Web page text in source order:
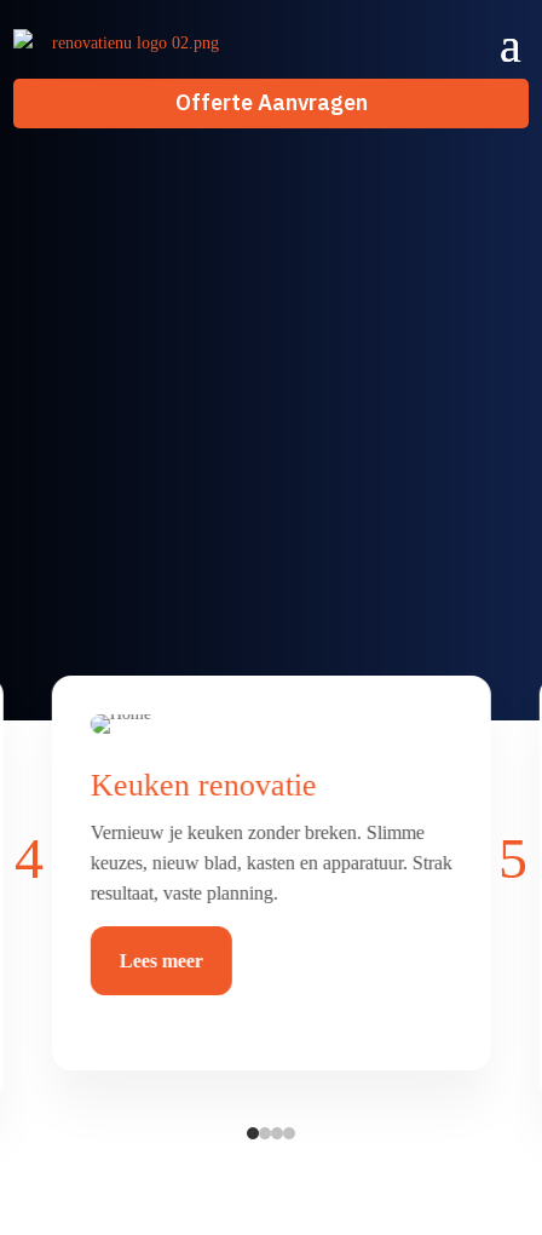
Offerte Aanvragen
Badkamer & toilet
renovatie
Frisse, comfortabele badkamer of toilet met
luxe afwerking. Alles netjes betegeld, afgekit
en waterdicht.
Lees meer
4 5